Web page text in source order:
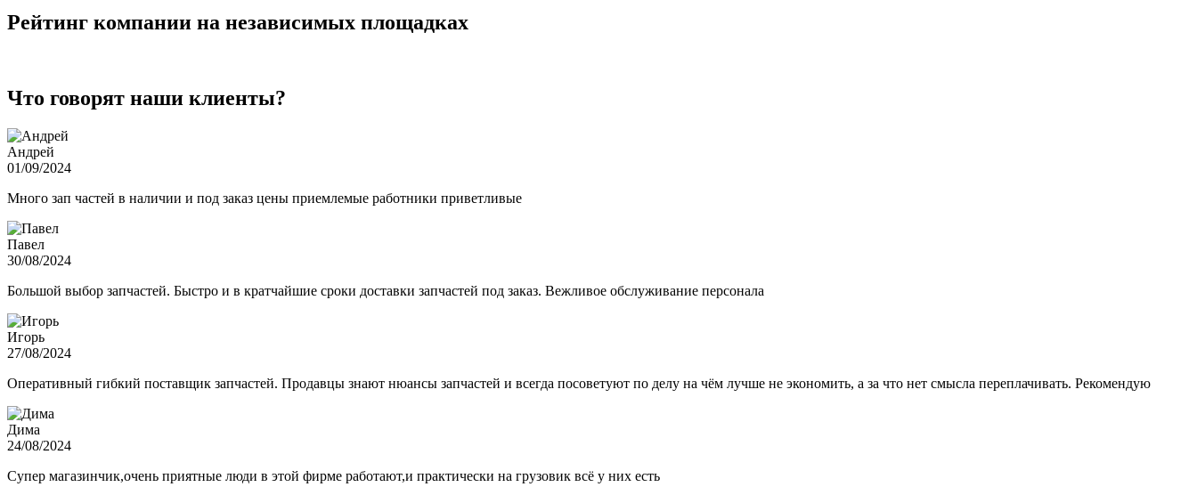
Рейтинг компании на независимых площадках
Что говорят наши клиенты?
Андрей
01/09/2024
Много зап частей в наличии и под заказ цены приемлемые работники приветливые
Павел
30/08/2024
Большой выбор запчастей. Быстро и в кратчайшие сроки доставки запчастей под заказ. Вежливое обслуживание персонала
Игорь
27/08/2024
Оперативный гибкий поставщик запчастей. Продавцы знают нюансы запчастей и всегда посоветуют по делу на чём лучше не экономить, а за что нет смысла переплачивать. Рекомендую
Дима
24/08/2024
Супер магазинчик,очень приятные люди в этой фирме работают,и практически на грузовик всё у них есть